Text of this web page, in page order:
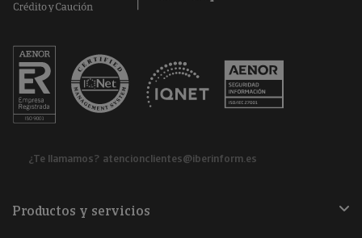
¿Te llamamos? atencionclientes@iberinform.es
Productos y servicios